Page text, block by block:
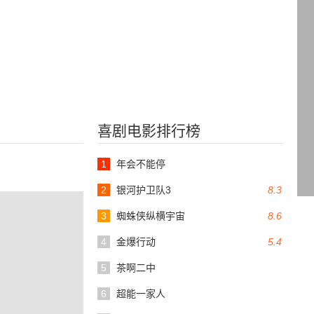
喜剧电影排行榜
1 年会不能停
8.3
2 银河护卫队3
8.6
3 蜘蛛侠纵横宇宙
5.4
4 金爆行动
5 茶啊二中
6 超能一家人